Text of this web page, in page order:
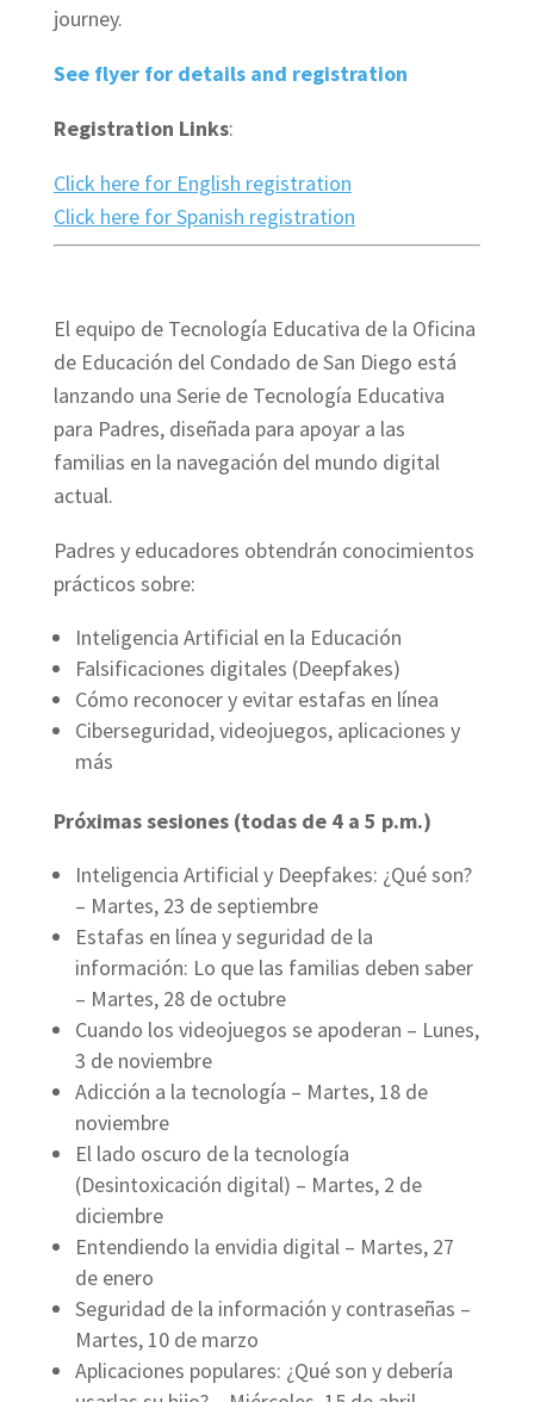
journey.
See flyer for details and registration
Registration Links:
Click here for English registration
Click here for Spanish registration
El equipo de Tecnología Educativa de la Oficina
de Educación del Condado de San Diego está
lanzando una Serie de Tecnología Educativa
para Padres, diseñada para apoyar a las
familias en la navegación del mundo digital
actual.
Padres y educadores obtendrán conocimientos
prácticos sobre:
Inteligencia Artificial en la Educación
Falsificaciones digitales (Deepfakes)
Cómo reconocer y evitar estafas en línea
Ciberseguridad, videojuegos, aplicaciones y
más
Próximas sesiones (todas de 4 a 5 p.m.)
Inteligencia Artificial y Deepfakes: ¿Qué son?
– Martes, 23 de septiembre
Estafas en línea y seguridad de la
información: Lo que las familias deben saber
– Martes, 28 de octubre
Cuando los videojuegos se apoderan – Lunes,
3 de noviembre
Adicción a la tecnología – Martes, 18 de
noviembre
El lado oscuro de la tecnología
(Desintoxicación digital) – Martes, 2 de
diciembre
Entendiendo la envidia digital – Martes, 27
de enero
Seguridad de la información y contraseñas –
Martes, 10 de marzo
Aplicaciones populares: ¿Qué son y debería